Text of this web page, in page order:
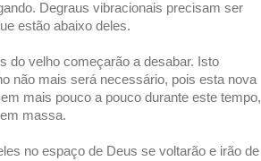
Degraus vibracionais precisam ser
estão abaixo deles.
do velho começarão a desabar. Isto
não mais será necessário, pois esta nova
mais pouco a pouco durante este tempo,
massa.
no espaço de Deus se voltarão e irão de